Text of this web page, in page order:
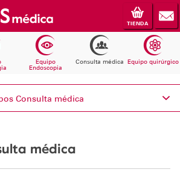
TIENDA
Equipo
Endoscopia
Consulta médica Equipo quirúrgico
Consulta médica
médica